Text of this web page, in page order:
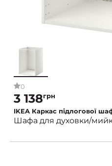
0
3 138грн
IKEA Каркас підлогової
Шафа для духовки/